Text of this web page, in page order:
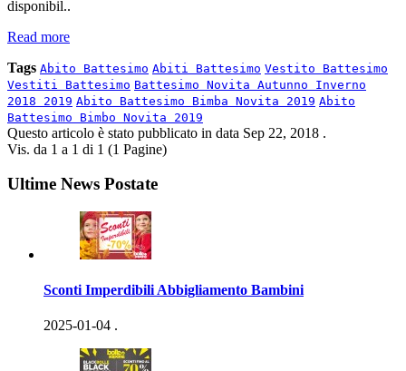
disponibil..
Read more
Tags Abito Battesimo Abiti Battesimo Vestito Battesimo
Vestiti Battesimo Battesimo Novita Autunno Inverno
2018 2019 Abito Battesimo Bimba Novita 2019 Abito
Battesimo Bimbo Novita 2019
Questo articolo è stato pubblicato in data Sep 22, 2018 .
Vis. da 1 a 1 di 1 (1 Pagine)
Ultime News Postate
Sconti Imperdibili Abbigliamento Bambini
2025-01-04 .